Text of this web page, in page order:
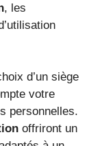
, les
d’un siège
votre
personnelles.
offriront un